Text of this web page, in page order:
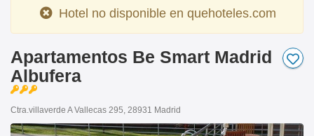
Hotel no disponible en quehoteles.com
Apartamentos Be Smart Madrid
Albufera
Ctra.villaverde A Vallecas 295, 28931 Madrid